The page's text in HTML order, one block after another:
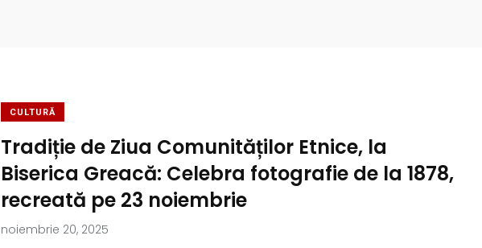
CULTURĂ
Tradiție de Ziua Comunităților Etnice, la
Biserica Greacă: Celebra fotografie de la 1878,
recreată pe 23 noiembrie
noiembrie 20, 2025